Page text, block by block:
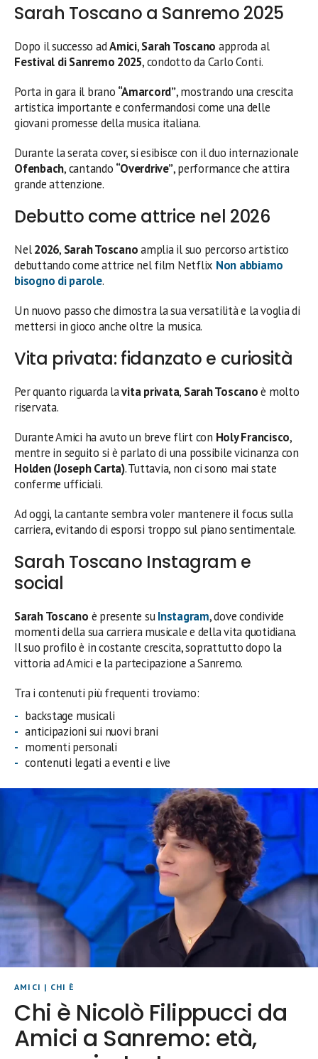
Sarah Toscano a Sanremo 2025
Dopo il successo adAmici,Sarah Toscano approda al
Festival di Sanremo 2025, condotto da Carlo Conti.
Porta in gara il brano “Amarcord”, mostrando una crescita
artistica importante e confermandosi come una delle
giovani promesse della musica italiana.
Durante la serata cover, si esibisce con il duo internazionale
Ofenbach, cantando “Overdrive”, performance che attira
grande attenzione.
Debutto come attrice nel 2026
Nel2026, Sarah Toscanoamplia il suo percorso artistico
debuttando come attrice nel film Netflix Non abbiamo
bisogno di parole.
Un nuovo passo che dimostra la sua versatilità e la voglia di
mettersi in gioco anche oltre la musica.
Vita privata: fidanzato e curiosità
Per quanto riguarda lavita privata, Sarah Toscanoè molto
riservata.
Durante Amici ha avuto un breve flirt con Holy Francisco,
mentre in seguito si è parlato di una possibile vicinanza con
Holden (Joseph Carta). Tuttavia, non ci sono mai state
conferme ufficiali.
Ad oggi, la cantante sembra voler mantenere il focus sulla
carriera, evitando di esporsi troppo sul piano sentimentale.
Sarah Toscano Instagram e
social
Sarah Toscano è presente suInstagram, dove condivide
momenti della sua carriera musicale e della vita quotidiana.
Il suo profilo è in costante crescita, soprattutto dopo la
vittoria ad Amici e la partecipazione a Sanremo.
Tra i contenuti più frequenti troviamo:
backstage musicali
anticipazioni sui nuovi brani
momenti personali
contenuti legati a eventi e live
AMICI | CHI È
Chi è Nicolò Filippucci da
Amici a Sanremo: età,